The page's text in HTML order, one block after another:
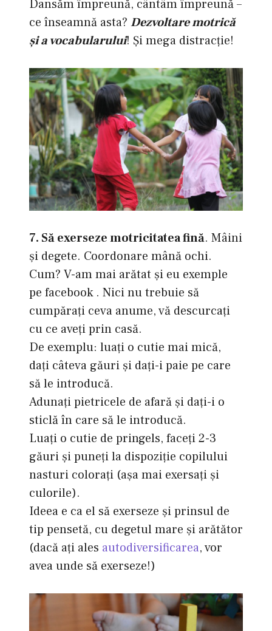
Dansăm împreună, cântâm împreună –
ce înseamnă asta? Dezvoltare motrică
şi a vocabularului! Şi mega distracţie!
7. Să exerseze motricitatea fină. Mâini
şi degete. Coordonare mână ochi.
Cum? V-am mai arătat şi eu exemple
pe facebook . Nici nu trebuie să
cumpăraţi ceva anume, vă descurcaţi
cu ce aveţi prin casă.
De exemplu: luaţi o cutie mai mică,
daţi câteva găuri şi daţi-i paie pe care
să le introducă.
Adunaţi pietricele de afară şi daţi-i o
sticlă în care să le introducă.
Luaţi o cutie de pringels, faceţi 2-3
găuri şi puneţi la dispoziţie copilului
nasturi coloraţi (aşa mai exersaţi şi
culorile).
Ideea e ca el să exerseze şi prinsul de
tip pensetă, cu degetul mare şi arătător
(dacă aţi ales autodiversificarea, vor
avea unde să exerseze!)